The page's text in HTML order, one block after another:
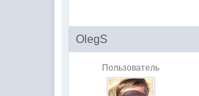
OlegS
Пользователь